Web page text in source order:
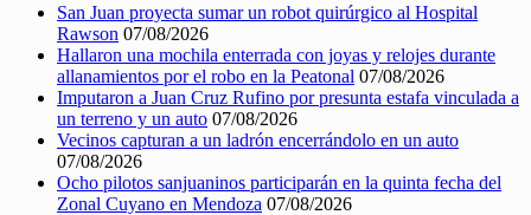
San Juan proyecta sumar un robot quirúrgico al Hospital
Rawson 07/08/2026
Hallaron una mochila enterrada con joyas y relojes durante
allanamientos por el robo en la Peatonal 07/08/2026
Imputaron a Juan Cruz Rufino por presunta estafa vinculada a
un terreno y un auto 07/08/2026
Vecinos capturan a un ladrón encerrándolo en un auto
07/08/2026
Ocho pilotos sanjuaninos participarán en la quinta fecha del
Zonal Cuyano en Mendoza 07/08/2026